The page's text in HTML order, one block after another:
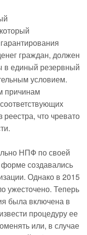
граждан, должен
в единый резервный
условием.
причинам
что чревато
НПФ по своей
создавались
Однако в 2015
ужесточено. Теперь
была включена в
процедуру ее
или, в случае